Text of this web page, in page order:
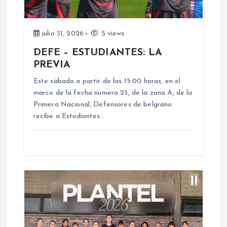
n
a
d
julio 31, 2026 5 views
DEFE – ESTUDIANTES: LA
PREVIA
Este sábado a partir de las 15:00 horas, en el
marco de la fecha número 23, de la zona A, de la
Primera Nacional, Defensores de belgrano
recibe a Estudiantes…